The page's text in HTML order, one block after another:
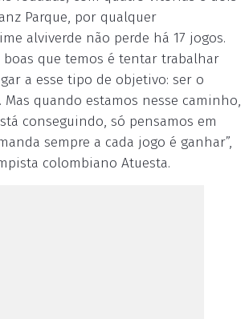
Parque, por qualquer
alviverde não perde há 17 jogos.
boas que temos é tentar trabalhar
a esse tipo de objetivo: ser o
quando estamos nesse caminho,
conseguindo, só pensamos em
sempre a cada jogo é ganhar”,
colombiano Atuesta.